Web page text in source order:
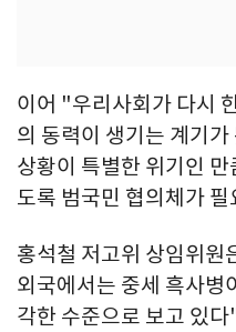
이어 "우리사회가 다시
의 동력이 생기는 계기
상황이 특별한 위기인
도록 범국민 협의체가
홍석철 저고위 상임위원
외국에서는 중세 흑사병
각한 수준으로 보고 있